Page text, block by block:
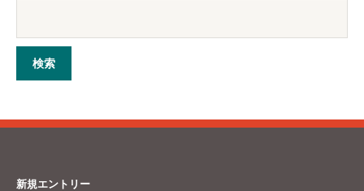
新規エントリー